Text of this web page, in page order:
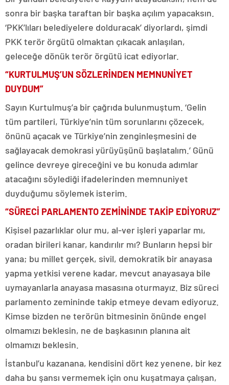
sonra bir başka taraftan bir başka açılım yapacaksın.
‘PKK’lıları belediyelere dolduracak’ diyorlardı, şimdi
PKK terör örgütü olmaktan çıkacak anlaşılan,
geleceğe dönük terör örgütü icat ediyorlar.
“KURTULMUŞ’UN SÖZLERİNDEN MEMNUNİYET
DUYDUM”
Sayın Kurtulmuş’a bir çağrıda bulunmuştum. ‘Gelin
tüm partileri, Türkiye’nin tüm sorunlarını çözecek,
önünü açacak ve Türkiye’nin zenginleşmesini de
sağlayacak demokrasi yürüyüşünü başlatalım.’ Günü
gelince devreye gireceğini ve bu konuda adımlar
atacağını söylediği ifadelerinden memnuniyet
duyduğumu söylemek isterim.
“SÜRECİ PARLAMENTO ZEMİNİNDE TAKİP EDİYORUZ”
Kişisel pazarlıklar olur mu, al-ver işleri yaparlar mı,
oradan birileri kanar, kandırılır mı? Bunların hepsi bir
yana; bu millet gerçek, sivil, demokratik bir anayasa
yapma yetkisi verene kadar, mevcut anayasaya bile
uymayanlarla anayasa masasına oturmayız. Biz süreci
parlamento zemininde takip etmeye devam ediyoruz.
Kimse bizden ne terörün bitmesinin önünde engel
olmamızı beklesin, ne de başkasının planına ait
olmamızı beklesin.
İstanbul’u kazanana, kendisini dört kez yenene, bir kez
daha bu şansı vermemek için onu kuşatmaya çalışan,